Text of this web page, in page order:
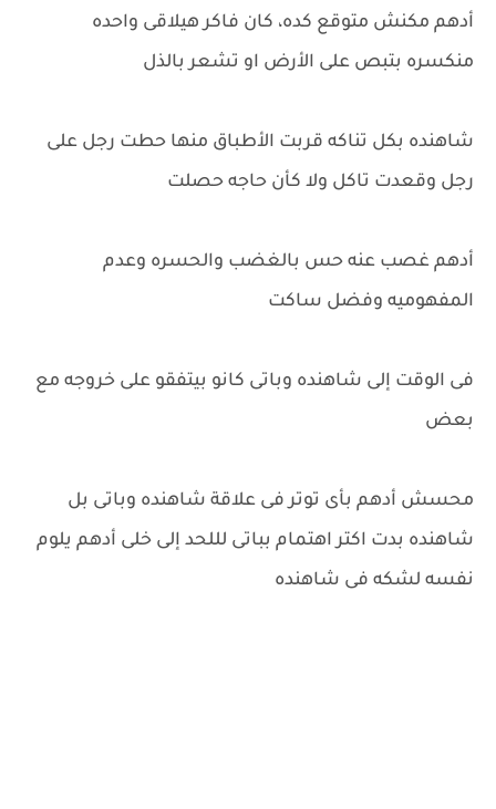
أدهم مكنش متوقع كده، كان فاكر هيلاقى واحده
منكسره بتبص على الأرض او تشعر بالذل
شاهنده بكل تناكه قربت الأطباق منها حطت رجل على
رجل وقعدت تاكل ولا كأن حاجه حصلت
أدهم غصب عنه حس بالغضب والحسره وعدم
المفهوميه وفضل ساكت
فى الوقت إلى شاهنده وباتى كانو بيتفقو على خروجه مع
بعض
محسش أدهم بأى توتر فى علاقة شاهنده وباتى بل
شاهنده بدت اكتر اهتمام بباتى لللحد إلى خلى أدهم يلوم
نفسه لشكه فى شاهنده